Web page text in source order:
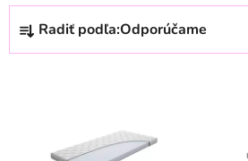
R
d
Radiť podľa:Odporúčame